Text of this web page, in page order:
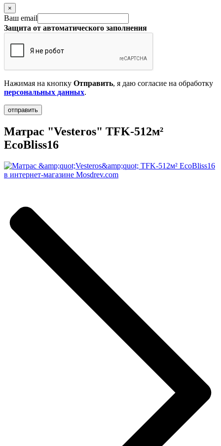
×
Ваш email
Защита от автоматического заполнения
Нажимая на кнопку Отправить, я даю согласие на обработку
персональных данных.
Матрас "Vesteros" TFK-512м²
EcoBliss16